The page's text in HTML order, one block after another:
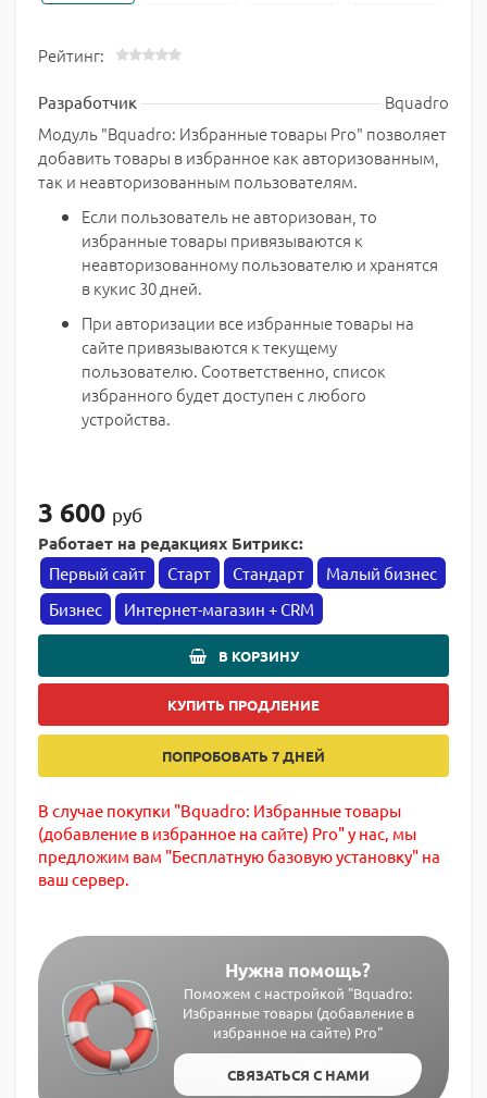
Рейтинг:
Разработчик
Bquadro
Модуль "Bquadro: Избранные товары Pro" позволяет
добавить товары в избранное как авторизованным,
так и неавторизованным пользователям.
Если пользователь не авторизован, то
избранные товары привязываются к
неавторизованному пользователю и хранятся
в кукис 30 дней.
При авторизации все избранные товары на
сайте привязываются к текущему
пользователю. Соответственно, список
избранного будет доступен с любого
устройства.
3 600 руб
Работает на редакциях Битрикс:
Первый сайт Старт Стандарт
Малый бизнес
Бизнес
Интернет-магазин + CRM
В КОРЗИНУ
КУПИТЬ ПРОДЛЕНИЕ
ПОПРОБОВАТЬ 7 ДНЕЙ
В случае покупки "Bquadro: Избранные товары
(добавление в избранное на сайте) Pro" у нас, мы
предложим вам "Бесплатную базовую установку" на
ваш сервер.
Нужна помощь?
Поможем с настройкой "Bquadro:
Избранные товары (добавление в
избранное на сайте) Pro"
СВЯЗАТЬСЯ С НАМИ